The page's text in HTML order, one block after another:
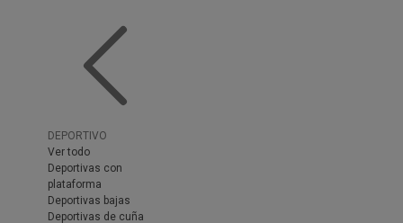
DEPORTIVO
Ver todo
Deportivas con
plataforma
Deportivas bajas
Deportivas de cuña